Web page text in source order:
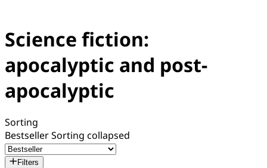
Science fiction:
apocalyptic and post-
apocalyptic
Sorting
BestsellerSorting collapsed
Filters